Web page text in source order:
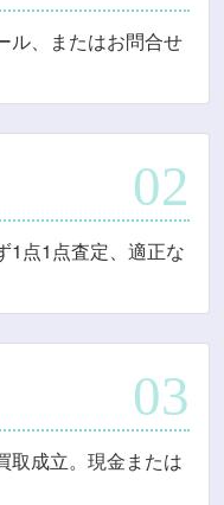
ル、またはお問合せ
1点1点査定、適正な
取成立。現金または